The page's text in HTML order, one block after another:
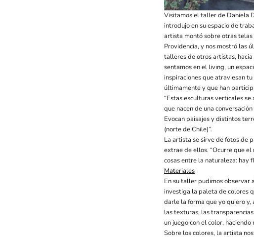
Visitamos el taller de Daniela
introdujo en su espacio de
artista montó sobre otras telas
Providencia, y nos mostró las
talleres de otros artistas,
sentamos en el living, un
inspiraciones que atraviesan
últimamente y que han
“Estas esculturas verticales
que nacen de una
Evocan paisajes y distintos
(norte de Chile)”.
La artista se sirve de fotos de
extrae de ellos. “Ocurre que
cosas entre la naturaleza: hay
Materiales
En su taller pudimos observar
investiga la paleta de colores
darle la forma que yo quiero
las texturas, las
un juego con el color, haciendo
Sobre los colores, la artista